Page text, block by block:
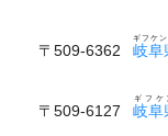
〒509-6362 岐阜
ギフケン
〒509-6127 岐阜
ギフケ